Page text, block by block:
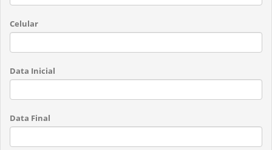
Celular
Data Inicial
Data Final